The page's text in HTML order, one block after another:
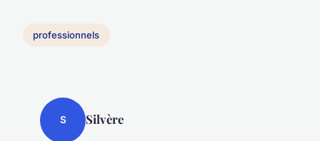
professionnels
S Silvère